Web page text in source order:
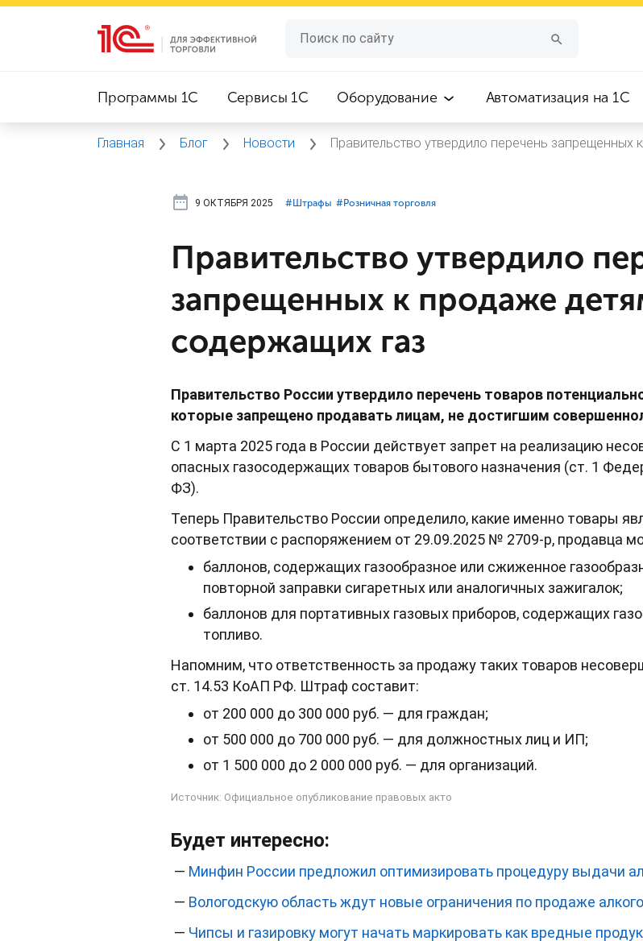
Программы 1C Сервисы 1C Оборудование Автоматизация на 1С
Главная Блог Новости Правительство утвердило перечень
9 ОКТЯБРЯ 2025 #⁣Штрафы #⁣Розничная торговля
Правительство утвердило
запрещенных к продаже
содержащих газ
Правительство России утвердило перечень товаров
которые запрещено продавать лицам, не достигшим
С 1 марта 2025 года в России действует запрет на реализацию
опасных газосодержащих товаров бытового назначения (ст. 1
ФЗ).
Теперь Правительство России определило, какие именно товары
соответствии с распоряжением от 29.09.2025 № 2709-р, продавца
баллонов, содержащих газообразное или сжиженное
повторной заправки сигаретных или аналогичных зажигалок;
баллонов для портативных газовых приборов, содержащих
топливо.
Напомним, что ответственность за продажу таких товаров
ст. 14.53 КоАП РФ. Штраф составит:
от 200 000 до 300 000 руб. — для граждан;
от 500 000 до 700 000 руб. — для должностных лиц и ИП;
от 1 500 000 до 2 000 000 руб. — для организаций.
Источник: Официальное опубликование правовых акто
Будет интересно:
— Минфин России предложил оптимизировать процедуру выдачи
— Вологодскую область ждут новые ограничения по продаже
— Чипсы и газировку могут начать маркировать как вредные